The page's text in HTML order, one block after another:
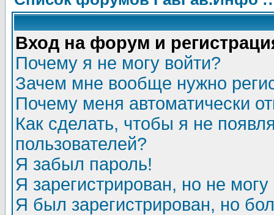
Вход на форум и
Почему я не могу войти?
Зачем мне вообще нужно
Почему меня автоматически
Как сделать, чтобы я не
пользователей?
Я забыл пароль!
Я зарегистрирован, но не могу
Я был зарегистрирован, но